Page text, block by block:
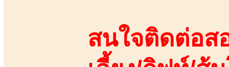
สนใจติดต่อส